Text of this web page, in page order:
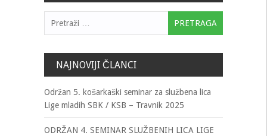
NAJNOVIJI ČLANCI
Održan 5. košarkaški seminar za službena lica
Lige mladih SBK / KSB – Travnik 2025
ODRŽAN 4. SEMINAR SLUŽBENIH LICA LIGE